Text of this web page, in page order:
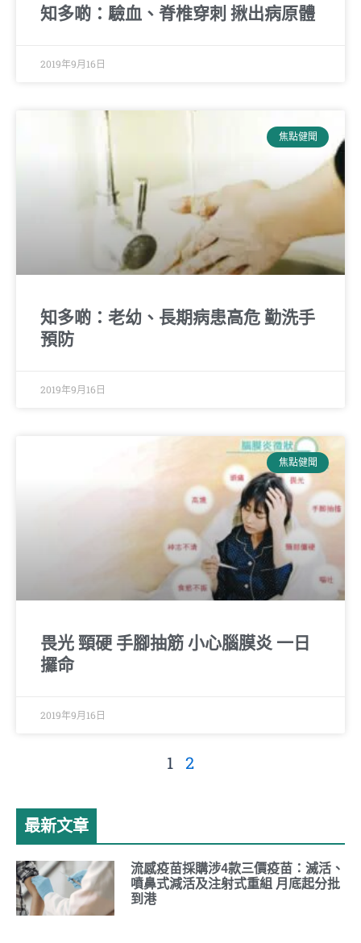
知多啲：驗血、脊椎穿刺 揪出病原體
2019年9月16日
焦點健聞
知多啲：老幼、長期病患高危 勤洗手
預防
2019年9月16日
焦點健聞
畏光 頸硬 手腳抽筋 小心腦膜炎 一日
攞命
2019年9月16日
1 2
最新文章
流感疫苗採購涉4款三價疫苗：滅活、
噴鼻式減活及注射式重組 月底起分批
到港